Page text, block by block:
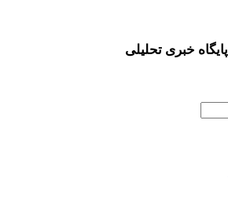
پایگاه خبری تحلیلی